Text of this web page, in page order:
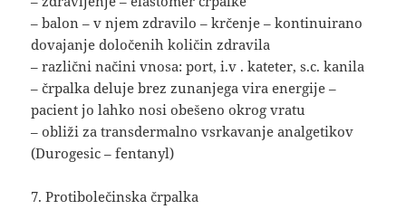
– balon – v njem zdravilo – krčenje – kontinuirano
dovajanje določenih količin zdravila
– različni načini vnosa: port, i.v . kateter, s.c. kanila
– črpalka deluje brez zunanjega vira energije –
pacient jo lahko nosi obešeno okrog vratu
– obliži za transdermalno vsrkavanje analgetikov
(Durogesic – fentanyl)
7. Protibolečinska črpalka